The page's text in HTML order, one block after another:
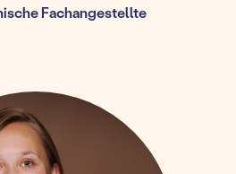
Fachangestellte